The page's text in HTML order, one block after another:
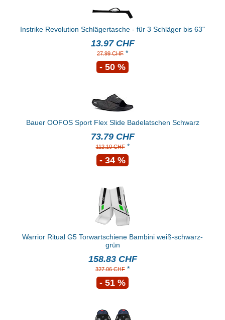
Instrike Revolution Schlägertasche - für 3 Schläger bis 63"
13.97 CHF
27.99 CHF *
- 50 %
Bauer OOFOS Sport Flex Slide Badelatschen Schwarz
73.79 CHF
112.10 CHF*
- 34 %
Warrior Ritual G5 Torwartschiene Bambini weiß-schwarz-
grün
158.83 CHF
327.06 CHF *
- 51 %